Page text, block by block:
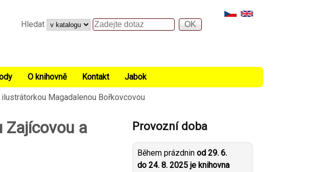
Hledat
Hledat
O knihovně Kontakt Jabok
Magadalenou Bořkovcovou
Zajícovou a
Provozní doba
Během prázdnin od 29. 6.
do 24. 8. 2025 je knihovna